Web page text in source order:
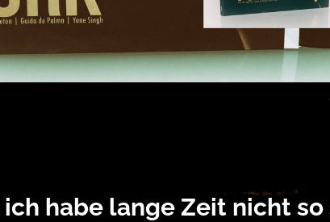
ich habe lange Zeit nicht